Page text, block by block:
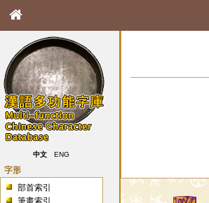
中文 ENG
字形
部首索引
筆畫索引